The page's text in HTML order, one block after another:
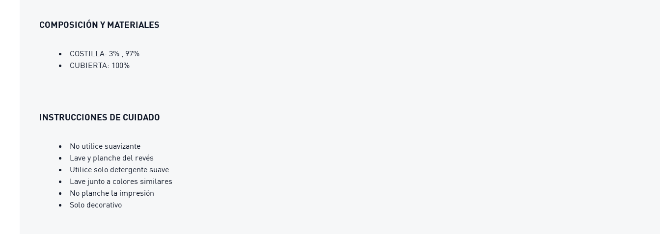
COMPOSICIÓN Y MATERIALES
COSTILLA: 3% , 97%
CUBIERTA: 100%
INSTRUCCIONES DE CUIDADO
No utilice suavizante
Lave y planche del revés
Utilice solo detergente suave
Lave junto a colores similares
No planche la impresión
Solo decorativo